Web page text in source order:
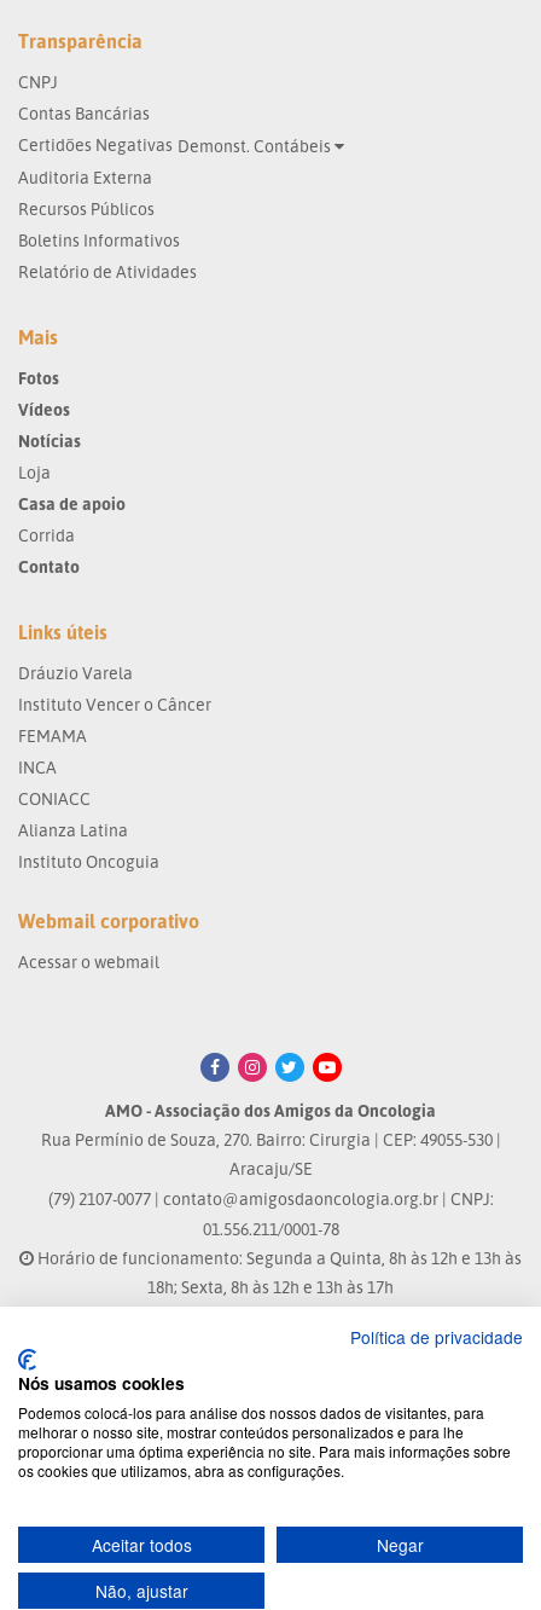
Transparência
CNPJ
Contas Bancárias
Certidões Negativas Demonst. Contábeis
Auditoria Externa
Recursos Públicos
Boletins Informativos
Relatório de Atividades
Mais
Fotos
Vídeos
Notícias
Loja
Casa de apoio
Corrida
Contato
Links úteis
Dráuzio Varela
Instituto Vencer o Câncer
FEMAMA
INCA
CONIACC
Alianza Latina
Instituto Oncoguia
Webmail corporativo
Acessar o webmail
AMO - Associação dos Amigos da Oncologia
Rua Permínio de Souza, 270. Bairro: Cirurgia | CEP: 49055-530 |
Aracaju/SE
(79) 2107-0077 | contato@amigosdaoncologia.org.br| CNPJ:
01.556.211/0001-78
Horário de funcionamento: Segunda a Quinta, 8h às 12h e 13h às
18h; Sexta, 8h às 12h e 13h às 17h
Site atualizado em: 04/08/2026 às 10:33h
® Marca Registrada
© 2026 - Todos os direitos reservados.
Desenvolvido por:
Política de privacidade
Nós usamos cookies
Podemos colocá-los para análise dos nossos dados de visitantes, para
melhorar o nosso site, mostrar conteúdos personalizados e para lhe
proporcionar uma óptima experiência no site. Para mais informações sobre
os cookies que utilizamos, abra as configurações.
Aceitar todos
Negar
Não, ajustar